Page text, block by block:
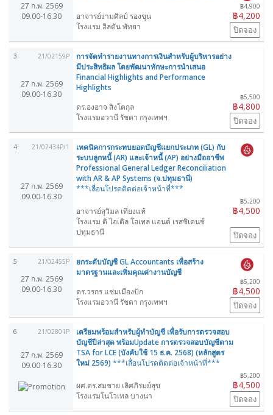
27 ก.พ. 2569
09.00-16.30
฿4,900
฿4,200
อาจารย์งามศิลป์ รองขุน
โรงแรม ฮิลตัน พัทยา
ปิดจอง
3 21/02159P
27 ก.พ. 2569
09.00-16.30
การจัดทำรายงานทางการเงินสำหรับผู้บริหารอย่าง
มีประสิทธิผล โดยพัฒนาทักษะการนำเสนอ
Financial Highlights and Performance
Highlights
฿5,500
฿4,800
ดร.องอาจ สิงโตกุล
โรงแรมอวานี รัชดา กรุงเทพฯ
ปิดจอง
4 21/02434P/1
27 ก.พ. 2569
09.00-16.30
เทคนิคการกระทบยอดบัญชีแยกประเภท (GL) กับ
ระบบลูกหนี้ (AR) และเจ้าหนี้ (AP) อย่างมืออาชีพ
Professional General Ledger Reconciliation
with AR & AP Systems (จ.ปทุมธานี)
***เลื่อนโปรดติดต่อเจ้าหน้าที่***
฿5,200
฿4,500
อาจารย์สุวิมล เที่ยงแท้
โรงแรม ดิ ไอเดิล โฮเทล แอนด์ เรสซิเดนซ์
ปทุมธานี
ปิดจอง
5 21/02455P
27 ก.พ. 2569
09.00-16.30
ยกระดับบัญชี GL Accountants เพื่อสร้าง
มาตรฐานและเพิ่มคุณค่างานบัญชี
฿5,200
฿4,500
ดร.วรกร แช่มเมืองปัก
โรงแรมอวานี รัชดา กรุงเทพฯ
ปิดจอง
6 21/02801P
27 ก.พ. 2569
09.00-16.30
เตรียมพร้อมสำหรับผู้ทำบัญชี เพื่อรับการตรวจสอบ
บัญชีปีล่าสุด พร้อมUpdate การตรวจสอบบัญชีตาม
TSA for LCE (บังคับใช้ 15 ธ.ค. 2568) (หลักสูตร
ใหม่ 2569) ***เลื่อนโปรดติดต่อเจ้าหน้าที่***
฿5,200
฿4,500
ผศ.ดร.สมชาย เลิศภิรมย์สุข
โรงแรมโนโวเทล บางนา
ปิดจอง